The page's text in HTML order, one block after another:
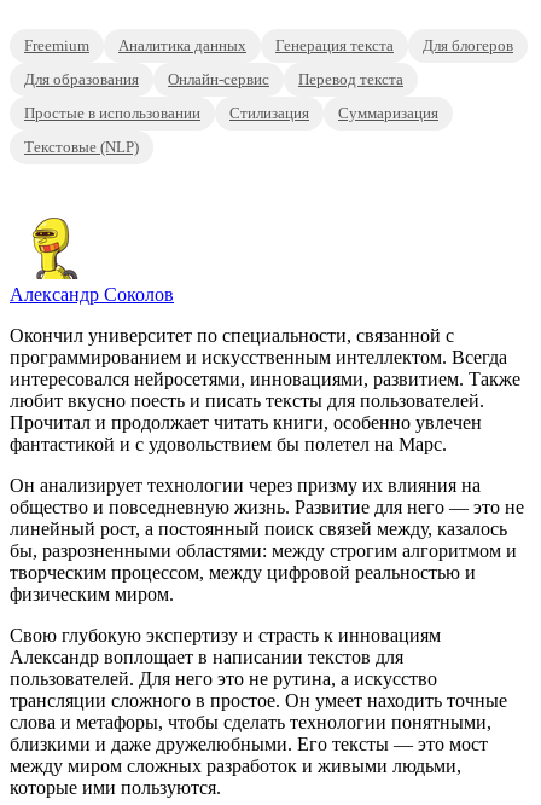
Freemium Аналитика данных Генерация текста
Для блогеров
Для образования
Онлайн-сервис
Перевод текста
Простые в использовании
Стилизация
Суммаризация
Текстовые (NLP)
Александр Соколов
Окончил университет по специальности, связанной с
программированием и искусственным интеллектом. Всегда
интересовался нейросетями, инновациями, развитием. Также
любит вкусно поесть и писать тексты для пользователей.
Прочитал и продолжает читать книги, особенно увлечен
фантастикой и с удовольствием бы полетел на Марс.
Он анализирует технологии через призму их влияния на
общество и повседневную жизнь. Развитие для него — это не
линейный рост, а постоянный поиск связей между, казалось
бы, разрозненными областями: между строгим алгоритмом и
творческим процессом, между цифровой реальностью и
физическим миром.
Свою глубокую экспертизу и страсть к инновациям
Александр воплощает в написании текстов для
пользователей. Для него это не рутина, а искусство
трансляции сложного в простое. Он умеет находить точные
слова и метафоры, чтобы сделать технологии понятными,
близкими и даже дружелюбными. Его тексты — это мост
между миром сложных разработок и живыми людьми,
которые ими пользуются.